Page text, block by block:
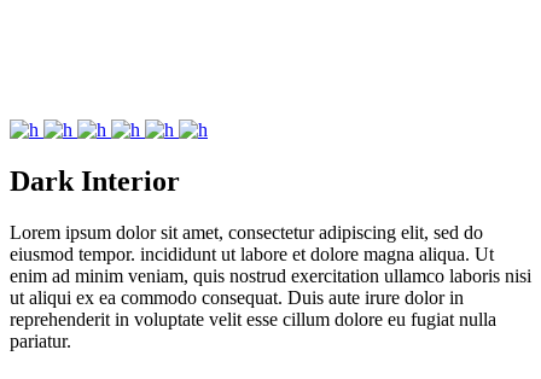
Dark Interior
Lorem ipsum dolor sit amet, consectetur adipiscing elit, sed do
eiusmod tempor. incididunt ut labore et dolore magna aliqua. Ut
enim ad minim veniam, quis nostrud exercitation ullamco laboris nisi
ut aliqui ex ea commodo consequat. Duis aute irure dolor in
reprehenderit in voluptate velit esse cillum dolore eu fugiat nulla
pariatur.